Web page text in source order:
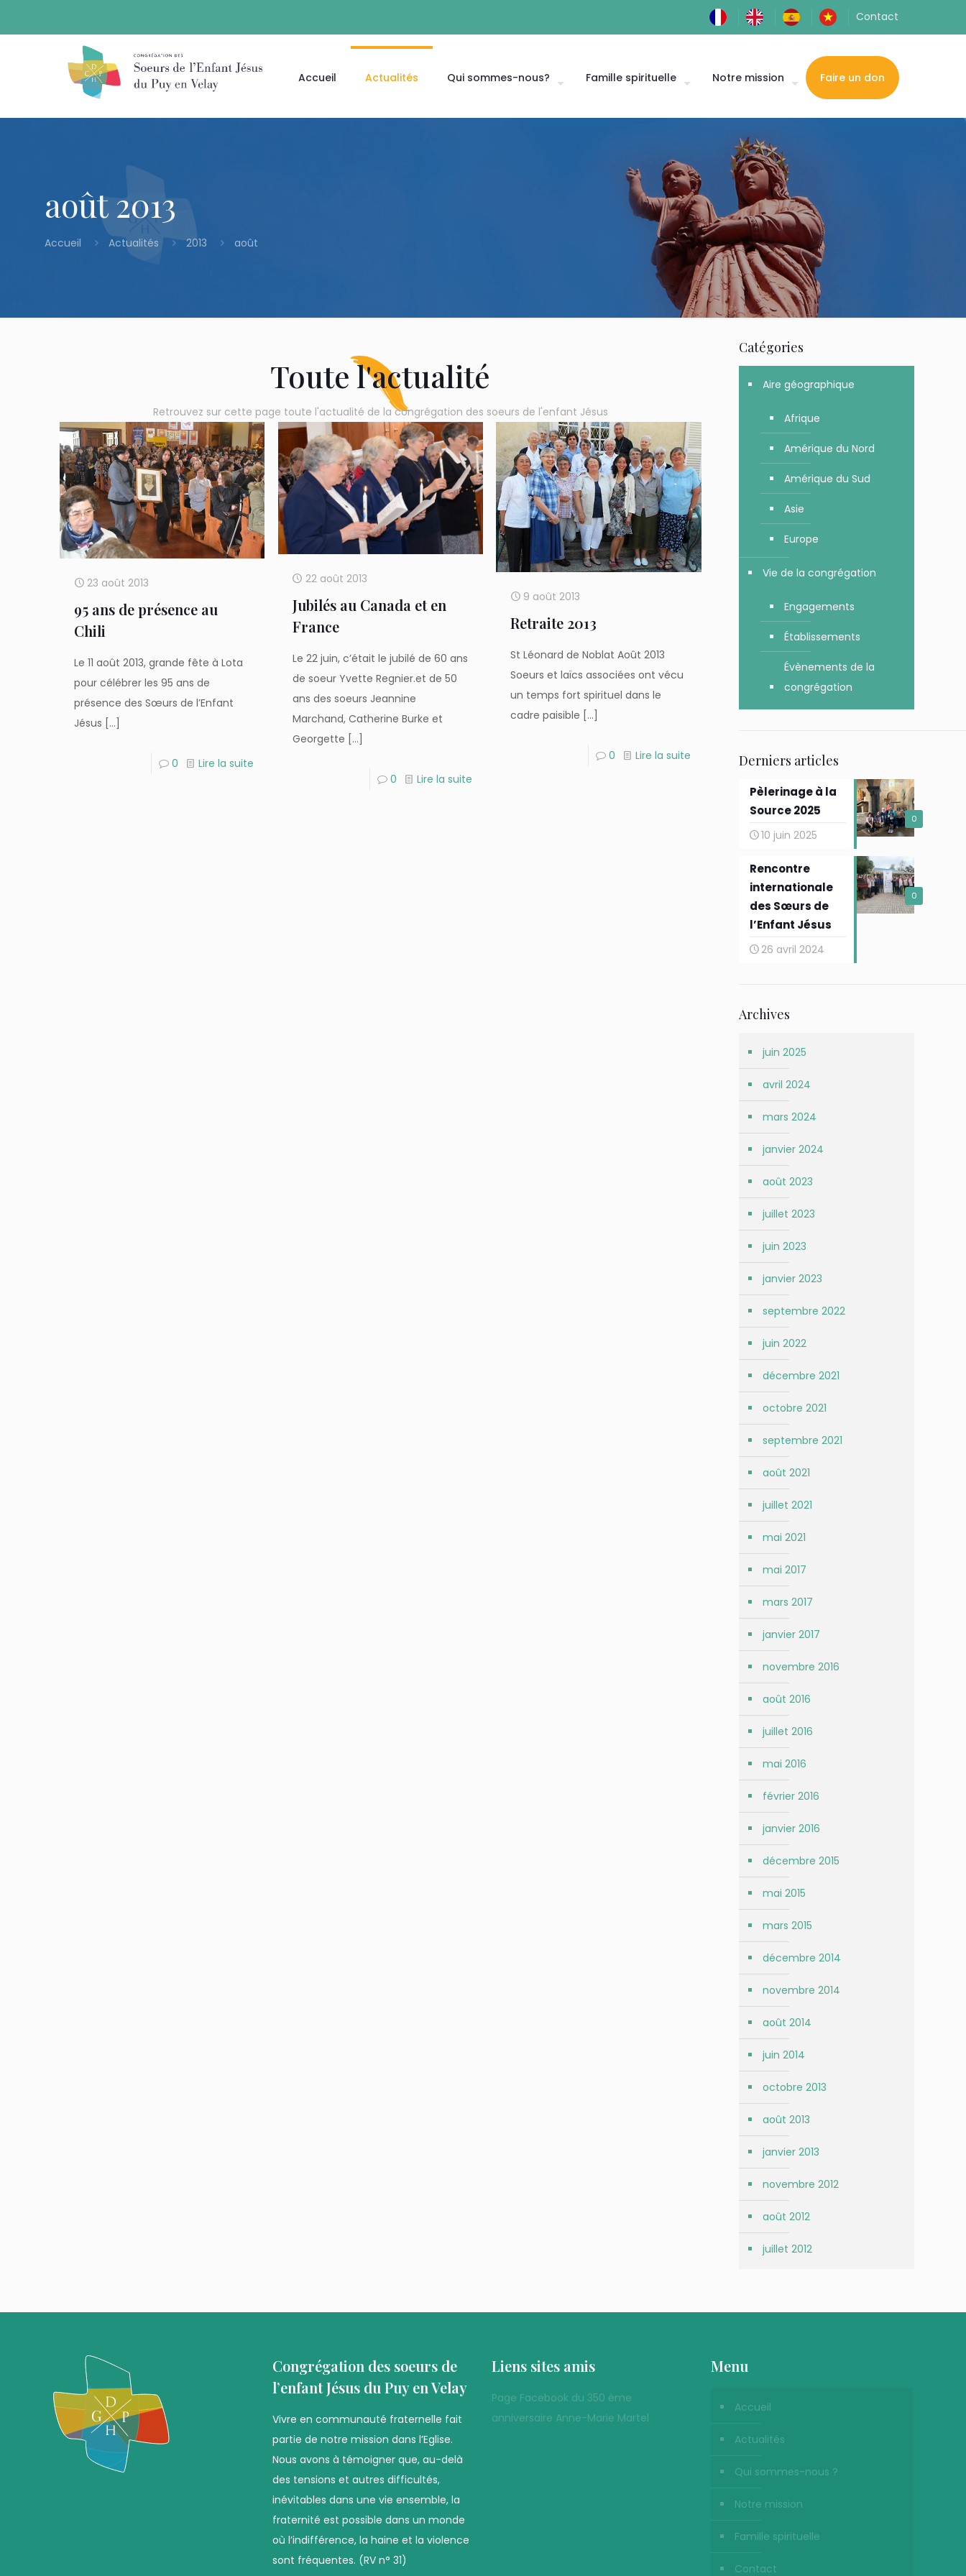
Contact
Accueil Actualités Qui sommes-nous? Famille spirituelle Notre mission Faire un don
août 2013
Accueil Actualités 2013 août
Toute l'actualité
Retrouvez sur cette page toute l'actualité de la congrégation des soeurs de l'enfant Jésus
23 août 2013
95 ans de présence au
Chili
Le 11 août 2013, grande fête à Lota
pour célébrer les 95 ans de
présence des Sœurs de l’Enfant
Jésus […]
0 Lire la suite
22 août 2013
Jubilés au Canada et en
France
Le 22 juin, c’était le jubilé de 60 ans
de soeur Yvette Regnier.et de 50
ans des soeurs Jeannine
Marchand, Catherine Burke et
Georgette […]
0 Lire la suite
9 août 2013
Retraite 2013
St Léonard de Noblat Août 2013
Soeurs et laïcs associées ont vécu
un temps fort spirituel dans le
cadre paisible […]
0 Lire la suite
Catégories
Aire géographique
Afrique
Amérique du Nord
Amérique du Sud
Asie
Europe
Vie de la congrégation
Engagements
Établissements
Évènements de la
congrégation
Derniers articles
0
Pèlerinage à la
Source 2025
10 juin 2025
0
Rencontre
internationale
des Sœurs de
l’Enfant Jésus
26 avril 2024
Archives
juin 2025
avril 2024
mars 2024
janvier 2024
août 2023
juillet 2023
juin 2023
janvier 2023
septembre 2022
juin 2022
décembre 2021
octobre 2021
septembre 2021
août 2021
juillet 2021
mai 2021
mai 2017
mars 2017
janvier 2017
novembre 2016
août 2016
juillet 2016
mai 2016
février 2016
janvier 2016
décembre 2015
mai 2015
mars 2015
décembre 2014
novembre 2014
août 2014
juin 2014
octobre 2013
août 2013
janvier 2013
novembre 2012
août 2012
juillet 2012
Congrégation des soeurs de
l’enfant Jésus du Puy en Velay
Vivre en communauté fraternelle fait
partie de notre mission dans l’Eglise.
Nous avons à témoigner que, au-delà
des tensions et autres difficultés,
inévitables dans une vie ensemble, la
fraternité est possible dans un monde
où l’indifférence, la haine et la violence
sont fréquentes. (RV n° 31)
Liens sites amis
Page Facebook du 350 ème
anniversaire Anne-Marie Martel
Menu
Accueil
Actualités
Qui sommes-nous ?
Notre mission
Famille spirituelle
Contact